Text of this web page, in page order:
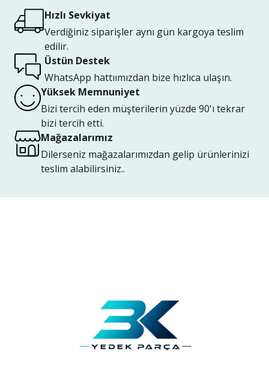
Hızlı Sevkiyat
Verdiğiniz siparişler aynı gün kargoya teslim
edilir.
Üstün Destek
WhatsApp hattıımızdan bize hızlıca ulaşın.
Yüksek Memnuniyet
Bizi tercih eden müşterilerin yüzde 90'ı tekrar
bizi tercih etti.
Mağazalarımız
Dilerseniz mağazalarımızdan gelip ürünlerinizi
teslim alabilirsiniz..